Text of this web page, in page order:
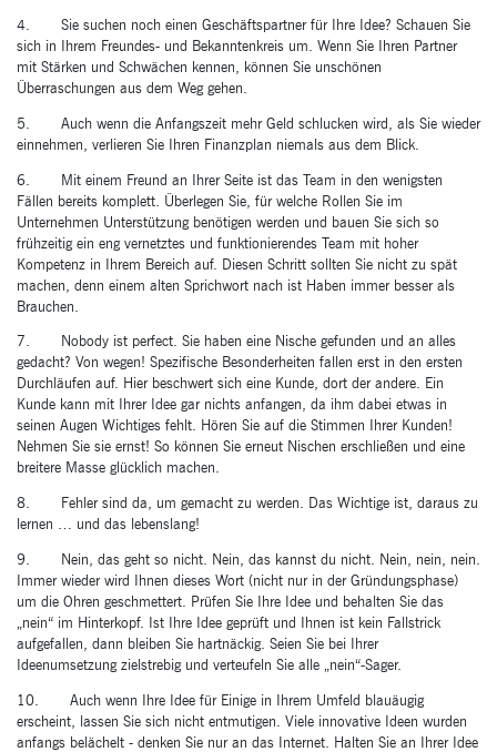
4. Sie suchen noch einen Geschäftspartner für Ihre Idee? Schauen Sie
sich in Ihrem Freundes- und Bekanntenkreis um. Wenn Sie Ihren Partner
mit Stärken und Schwächen kennen, können Sie unschönen
Überraschungen aus dem Weg gehen.
5. Auch wenn die Anfangszeit mehr Geld schlucken wird, als Sie wieder
einnehmen, verlieren Sie Ihren Finanzplan niemals aus dem Blick.
6. Mit einem Freund an Ihrer Seite ist das Team in den wenigsten
Fällen bereits komplett. Überlegen Sie, für welche Rollen Sie im
Unternehmen Unterstützung benötigen werden und bauen Sie sich so
frühzeitig ein eng vernetztes und funktionierendes Team mit hoher
Kompetenz in Ihrem Bereich auf. Diesen Schritt sollten Sie nicht zu spät
machen, denn einem alten Sprichwort nach ist Haben immer besser als
Brauchen.
7. Nobody ist perfect. Sie haben eine Nische gefunden und an alles
gedacht? Von wegen! Spezifische Besonderheiten fallen erst in den ersten
Durchläufen auf. Hier beschwert sich eine Kunde, dort der andere. Ein
Kunde kann mit Ihrer Idee gar nichts anfangen, da ihm dabei etwas in
seinen Augen Wichtiges fehlt. Hören Sie auf die Stimmen Ihrer Kunden!
Nehmen Sie sie ernst! So können Sie erneut Nischen erschließen und eine
breitere Masse glücklich machen.
8. Fehler sind da, um gemacht zu werden. Das Wichtige ist, daraus zu
lernen … und das lebenslang!
9. Nein, das geht so nicht. Nein, das kannst du nicht. Nein, nein, nein.
Immer wieder wird Ihnen dieses Wort (nicht nur in der Gründungsphase)
um die Ohren geschmettert. Prüfen Sie Ihre Idee und behalten Sie das
„nein“ im Hinterkopf. Ist Ihre Idee geprüft und Ihnen ist kein Fallstrick
aufgefallen, dann bleiben Sie hartnäckig. Seien Sie bei Ihrer
Ideenumsetzung zielstrebig und verteufeln Sie alle „nein“-Sager.
10. Auch wenn Ihre Idee für Einige in Ihrem Umfeld blauäugig
erscheint, lassen Sie sich nicht entmutigen. Viele innovative Ideen wurden
anfangs belächelt - denken Sie nur an das Internet. Halten Sie an Ihrer Idee